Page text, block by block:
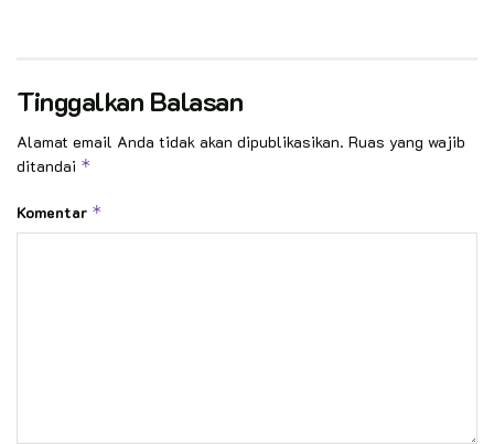
Tinggalkan Balasan
Alamat email Anda tidak akan dipublikasikan. Ruas yang wajib
ditandai *
Komentar *